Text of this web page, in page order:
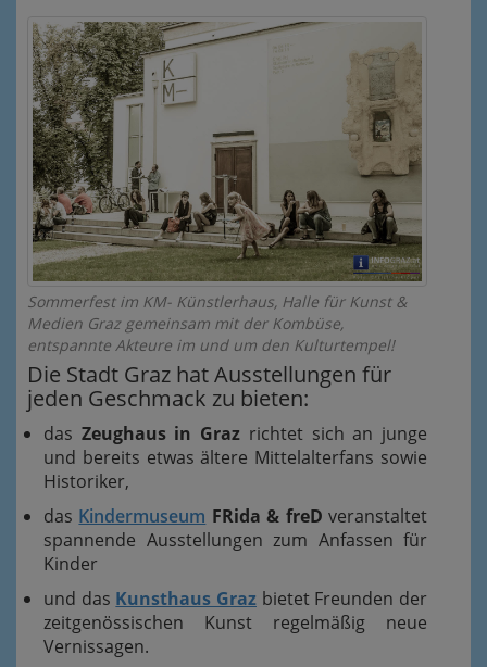
Sommerfest im KM- Künstlerhaus, Halle für Kunst &
Medien Graz gemeinsam mit der Kombüse,
entspannte Akteure im und um den Kulturtempel!
Die Stadt Graz hat Ausstellungen für
jeden Geschmack zu bieten:
das Zeughaus in Graz richtet sich an junge
und bereits etwas ältere Mittelalterfans sowie
Historiker,
das Kindermuseum FRida & freD veranstaltet
spannende Ausstellungen zum Anfassen für
Kinder
und das Kunsthaus Graz bietet Freunden der
zeitgenössischen Kunst regelmäßig neue
Vernissagen.